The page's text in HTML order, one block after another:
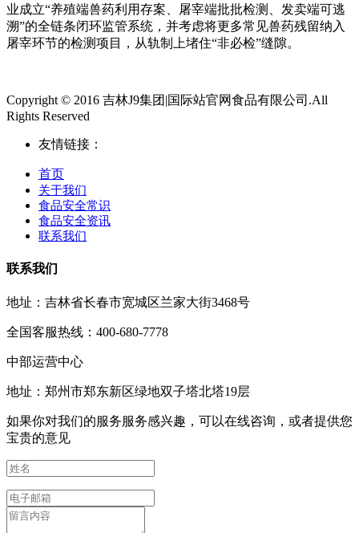
业成立“养殖端兽药利用存案、屠宰端批批检测、发卖端可逃
溯”的全链条闭环监管系统，并考虑将更多常见兽药残留纳入
屠宰环节的检测项目，从轨制上堵住“非必检”缝隙。
Copyright © 2016 吉林J9集团|国际站官网食品有限公司.All
Rights Reserved
友情链接：
首页
关于我们
食品安全常识
食品安全资讯
联系我们
联系我们
地址：吉林省长春市宽城区兰家大街3468号
全国客服热线：400-680-7778
中部运营中心
地址：郑州市郑东新区绿地双子塔北塔19层
如果你对我们的服务服务感兴趣，可以在线咨询，或者提供您
宝贵的意见